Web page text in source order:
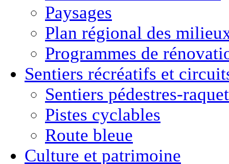
Paysages
Plan régional des
Programmes de
Sentiers récréatifs et
Sentiers pédestres-
Pistes cyclables
Route bleue
Culture et patrimoine